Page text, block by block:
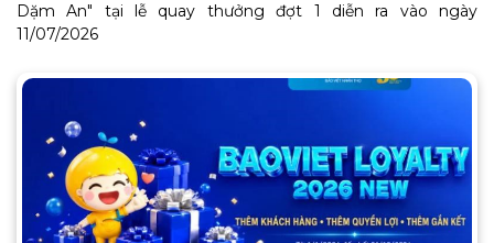
Dặm An" tại lễ quay thưởng đợt 1 diễn ra vào ngày
11/07/2026